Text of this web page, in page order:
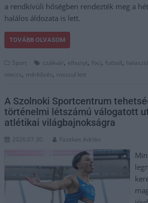
a rendkívüli hőségben rendezték meg a
halálos áldozata is lett.
TOVÁBB OLVASOM
Sport csákvár, elhunyt, foci, futball,
meccs, mérkőzés, rosszul lett
A Szolnoki Sportcentrum
történelmi létszámú válogatott
atlétikai világbajnokságra
2026.07.30. Fazekas Adrián